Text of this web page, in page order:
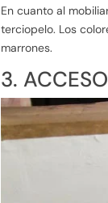
En cuanto al
terciopelo. Los
marrones.
3.